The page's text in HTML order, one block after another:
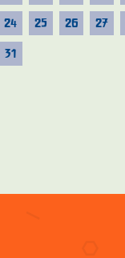
24 25 26 27
31